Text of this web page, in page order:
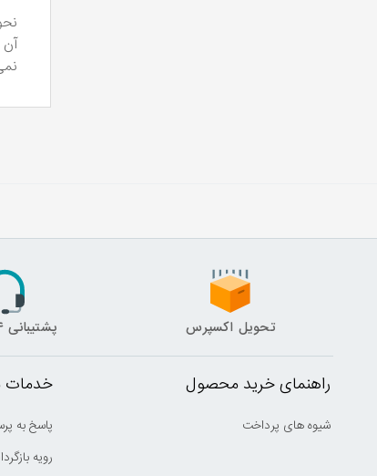
تحویل اکسپرس پشتیبانی ۲۴ ساعته
راهنمای خرید محصول
شیوه های پرداخت
خدمات
پاسخ به
رویه